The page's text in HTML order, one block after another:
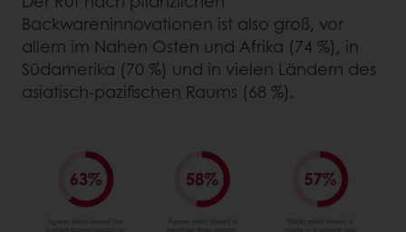
Backwareninnovationen ist also groß, vor
allem im Nahen Osten und Afrika (74 %), in
Südamerika (70 %) und in vielen Ländern des
asiatisch-pazifischen Raums (68 %).